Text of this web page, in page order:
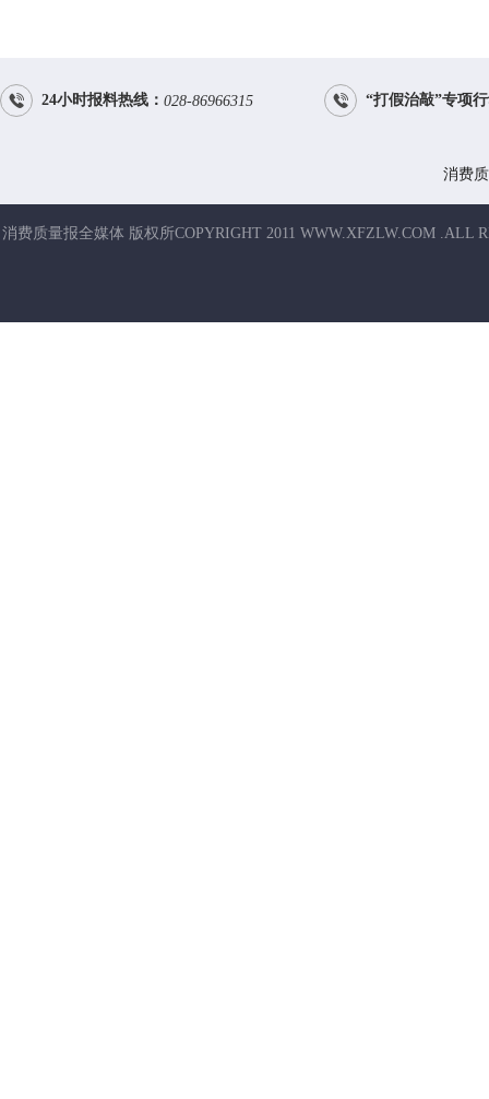
 24小时报料热线： 028-86966315  “打假治敲”专项
消费
消费质量报全媒体 版权所COPYRIGHT 2011 WWW.XFZLW.COM .ALL